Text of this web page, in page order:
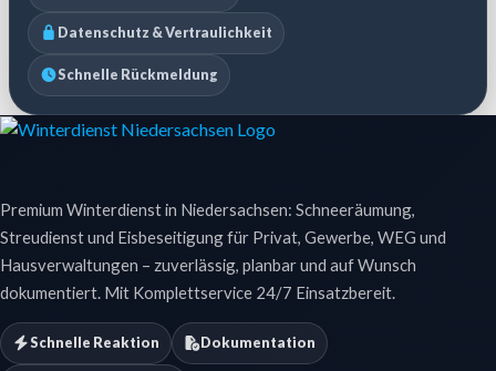
Datenschutz & Vertraulichkeit
Schnelle Rückmeldung
Premium Winterdienst in Niedersachsen: Schneeräumung,
Streudienst und Eisbeseitigung für Privat, Gewerbe, WEG und
Hausverwaltungen – zuverlässig, planbar und auf Wunsch
dokumentiert. Mit Komplettservice 24/7 Einsatzbereit.
Schnelle Reaktion Dokumentation